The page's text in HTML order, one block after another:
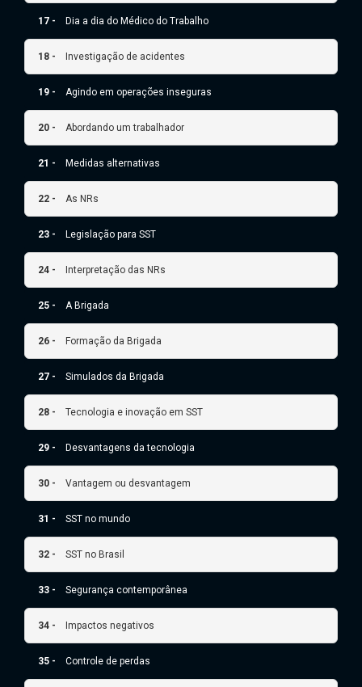
17 - Dia a dia do Médico do Trabalho
18 - Investigação de acidentes
19 - Agindo em operações inseguras
20 - Abordando um trabalhador
21 - Medidas alternativas
22 - As NRs
23 - Legislação para SST
24 - Interpretação das NRs
25 - A Brigada
26 - Formação da Brigada
27 - Simulados da Brigada
28 - Tecnologia e inovação em SST
29 - Desvantagens da tecnologia
30 - Vantagem ou desvantagem
31 - SST no mundo
32 - SST no Brasil
33 - Segurança contemporânea
34 - Impactos negativos
35 - Controle de perdas